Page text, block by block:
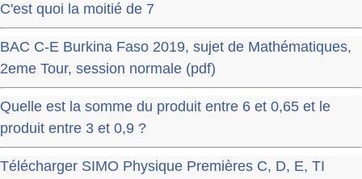
C'est quoi la moitié de 7
BAC C-E Burkina Faso 2019, sujet de Mathématiques,
2eme Tour, session normale (pdf)
Quelle est la somme du produit entre 6 et 0,65 et le
produit entre 3 et 0,9 ?
Télécharger SIMO Physique Premières C, D, E, TI